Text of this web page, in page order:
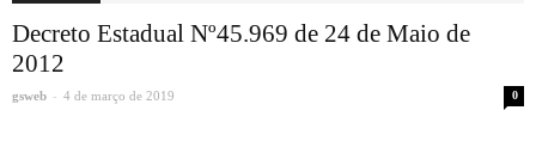
Decreto Estadual Nº45.969 de 24 de Maio de
2012
gsweb - 4 de março de 2019 0